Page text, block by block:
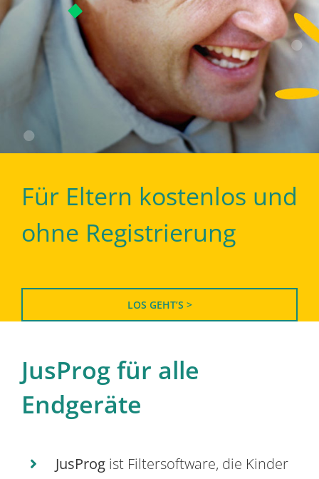
Für Eltern kostenlos und
ohne Registrierung
LOS GEHT’S >
JusProg für alle
Endgeräte
JusProg ist Filtersoftware, die Kinder